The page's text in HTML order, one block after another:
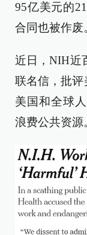
95亿美元的
合同也被作废
近日，NIH近
联名信，批评
美国和全球
浪费公共资源